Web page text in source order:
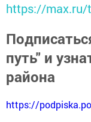
https://max.ru/
путь" и
района
https://